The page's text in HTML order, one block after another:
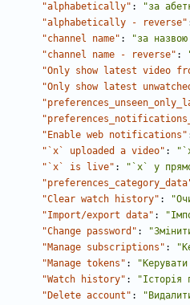
"alphabetically" : "за
"alphabetically - reverse"
"channel name" : "за
"channel name - reverse" :
"Only show latest video
"Only show latest
"Enable web notifications"
"`x` uploaded a video" :
"`x` is live" : "`x` у
"Clear watch history" :
"Import/export data" :
"Change password" :
"Manage subscriptions" :
"Manage tokens" :
"Watch history" : "Історія
"Delete account" :